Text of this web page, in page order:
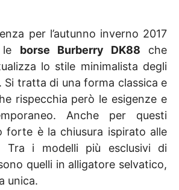
per l’autunno inverno 2017
le borse Burberry DK88 che
lo stile minimalista degli
Si tratta di una forma classica e
rispecchia però le esigenze e
Anche per questi
forte è la chiusura ispirato alle
Tra i modelli più esclusivi di
quelli in alligatore selvatico,
unica.